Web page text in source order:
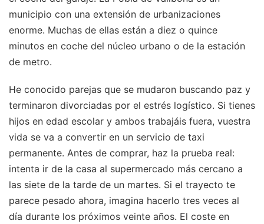
municipio con una extensión de urbanizaciones
enorme. Muchas de ellas están a diez o quince
minutos en coche del núcleo urbano o de la estación
de metro.
He conocido parejas que se mudaron buscando paz y
terminaron divorciadas por el estrés logístico. Si tienes
hijos en edad escolar y ambos trabajáis fuera, vuestra
vida se va a convertir en un servicio de taxi
permanente. Antes de comprar, haz la prueba real:
intenta ir de la casa al supermercado más cercano a
las siete de la tarde de un martes. Si el trayecto te
parece pesado ahora, imagina hacerlo tres veces al
día durante los próximos veinte años. El coste en